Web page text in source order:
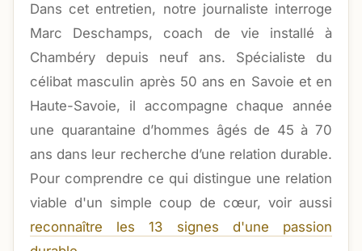
Dans cet entretien, notre journaliste interroge
Marc Deschamps, coach de vie installé à
Chambéry depuis neuf ans. Spécialiste du
célibat masculin après 50 ans en Savoie et en
Haute-Savoie, il accompagne chaque année
une quarantaine d’hommes âgés de 45 à 70
ans dans leur recherche d’une relation durable.
Pour comprendre ce qui distingue une relation
viable d'un simple coup de cœur, voir aussi
reconnaître les 13 signes d'une passion